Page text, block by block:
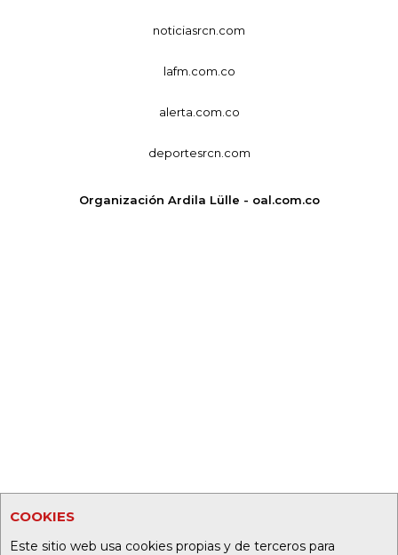
COOKIES
Este sitio web usa cookies propias y de terceros para
noticiasrcn.com
lafm.com.co
alerta.com.co
deportesrcn.com
Organización Ardila Lülle - oal.com.co